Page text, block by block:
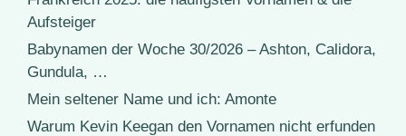
Aufsteiger
Babynamen der Woche 30/2026 – Ashton, Calidora,
Gundula, …
Mein seltener Name und ich: Amonte
Warum Kevin Keegan den Vornamen nicht erfunden